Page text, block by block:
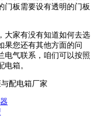
门板需要设有透明的门板
大家有没有知道如何去选
果您还有其他方面的问
电气联系，咱们可以按照
箱。